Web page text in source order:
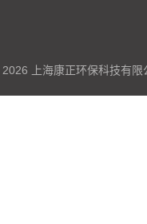
上海康正环保科技有